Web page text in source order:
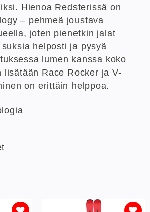
Hienoa Redsterissä on
– pehmeä joustava
joten pienetkin jalat
helposti ja pysyä
lumen kanssa koko
lisätään Race Rocker ja V-
on erittäin helppoa.